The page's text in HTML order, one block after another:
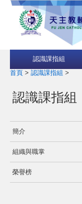
認識課指組
首頁 > 認識課指組 >
認識課指組
簡介
組織與職掌
榮譽榜